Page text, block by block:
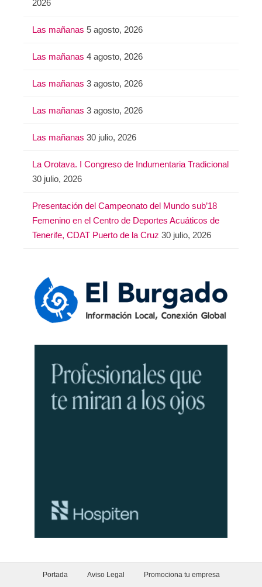
2026
Las mañanas 5 agosto, 2026
Las mañanas 4 agosto, 2026
Las mañanas 3 agosto, 2026
Las mañanas 3 agosto, 2026
Las mañanas 30 julio, 2026
La Orotava. I Congreso de Indumentaria Tradicional
30 julio, 2026
Presentación del Campeonato del Mundo sub’18
Femenino en el Centro de Deportes Acuáticos de
Tenerife, CDAT Puerto de la Cruz 30 julio, 2026
Portada Aviso Legal Promociona tu empresa